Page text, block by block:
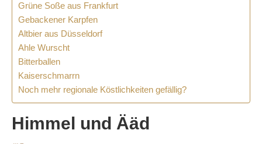
Grüne Soße aus Frankfurt
Gebackener Karpfen
Altbier aus Düsseldorf
Ahle Wurscht
Bitterballen
Kaiserschmarrn
Noch mehr regionale Köstlichkeiten gefällig?
Himmel und Ääd